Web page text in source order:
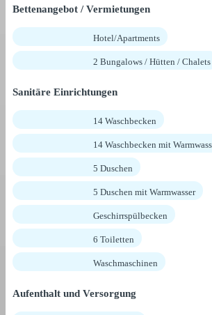
Bettenangebot / Vermietungen
Hotel/Apartments
2 Bungalows / Hütten / Chalets
Sanitäre Einrichtungen
14 Waschbecken
14 Waschbecken mit
5 Duschen
5 Duschen mit Warmwasser
Geschirrspülbecken
6 Toiletten
Waschmaschinen
Aufenthalt und Versorgung